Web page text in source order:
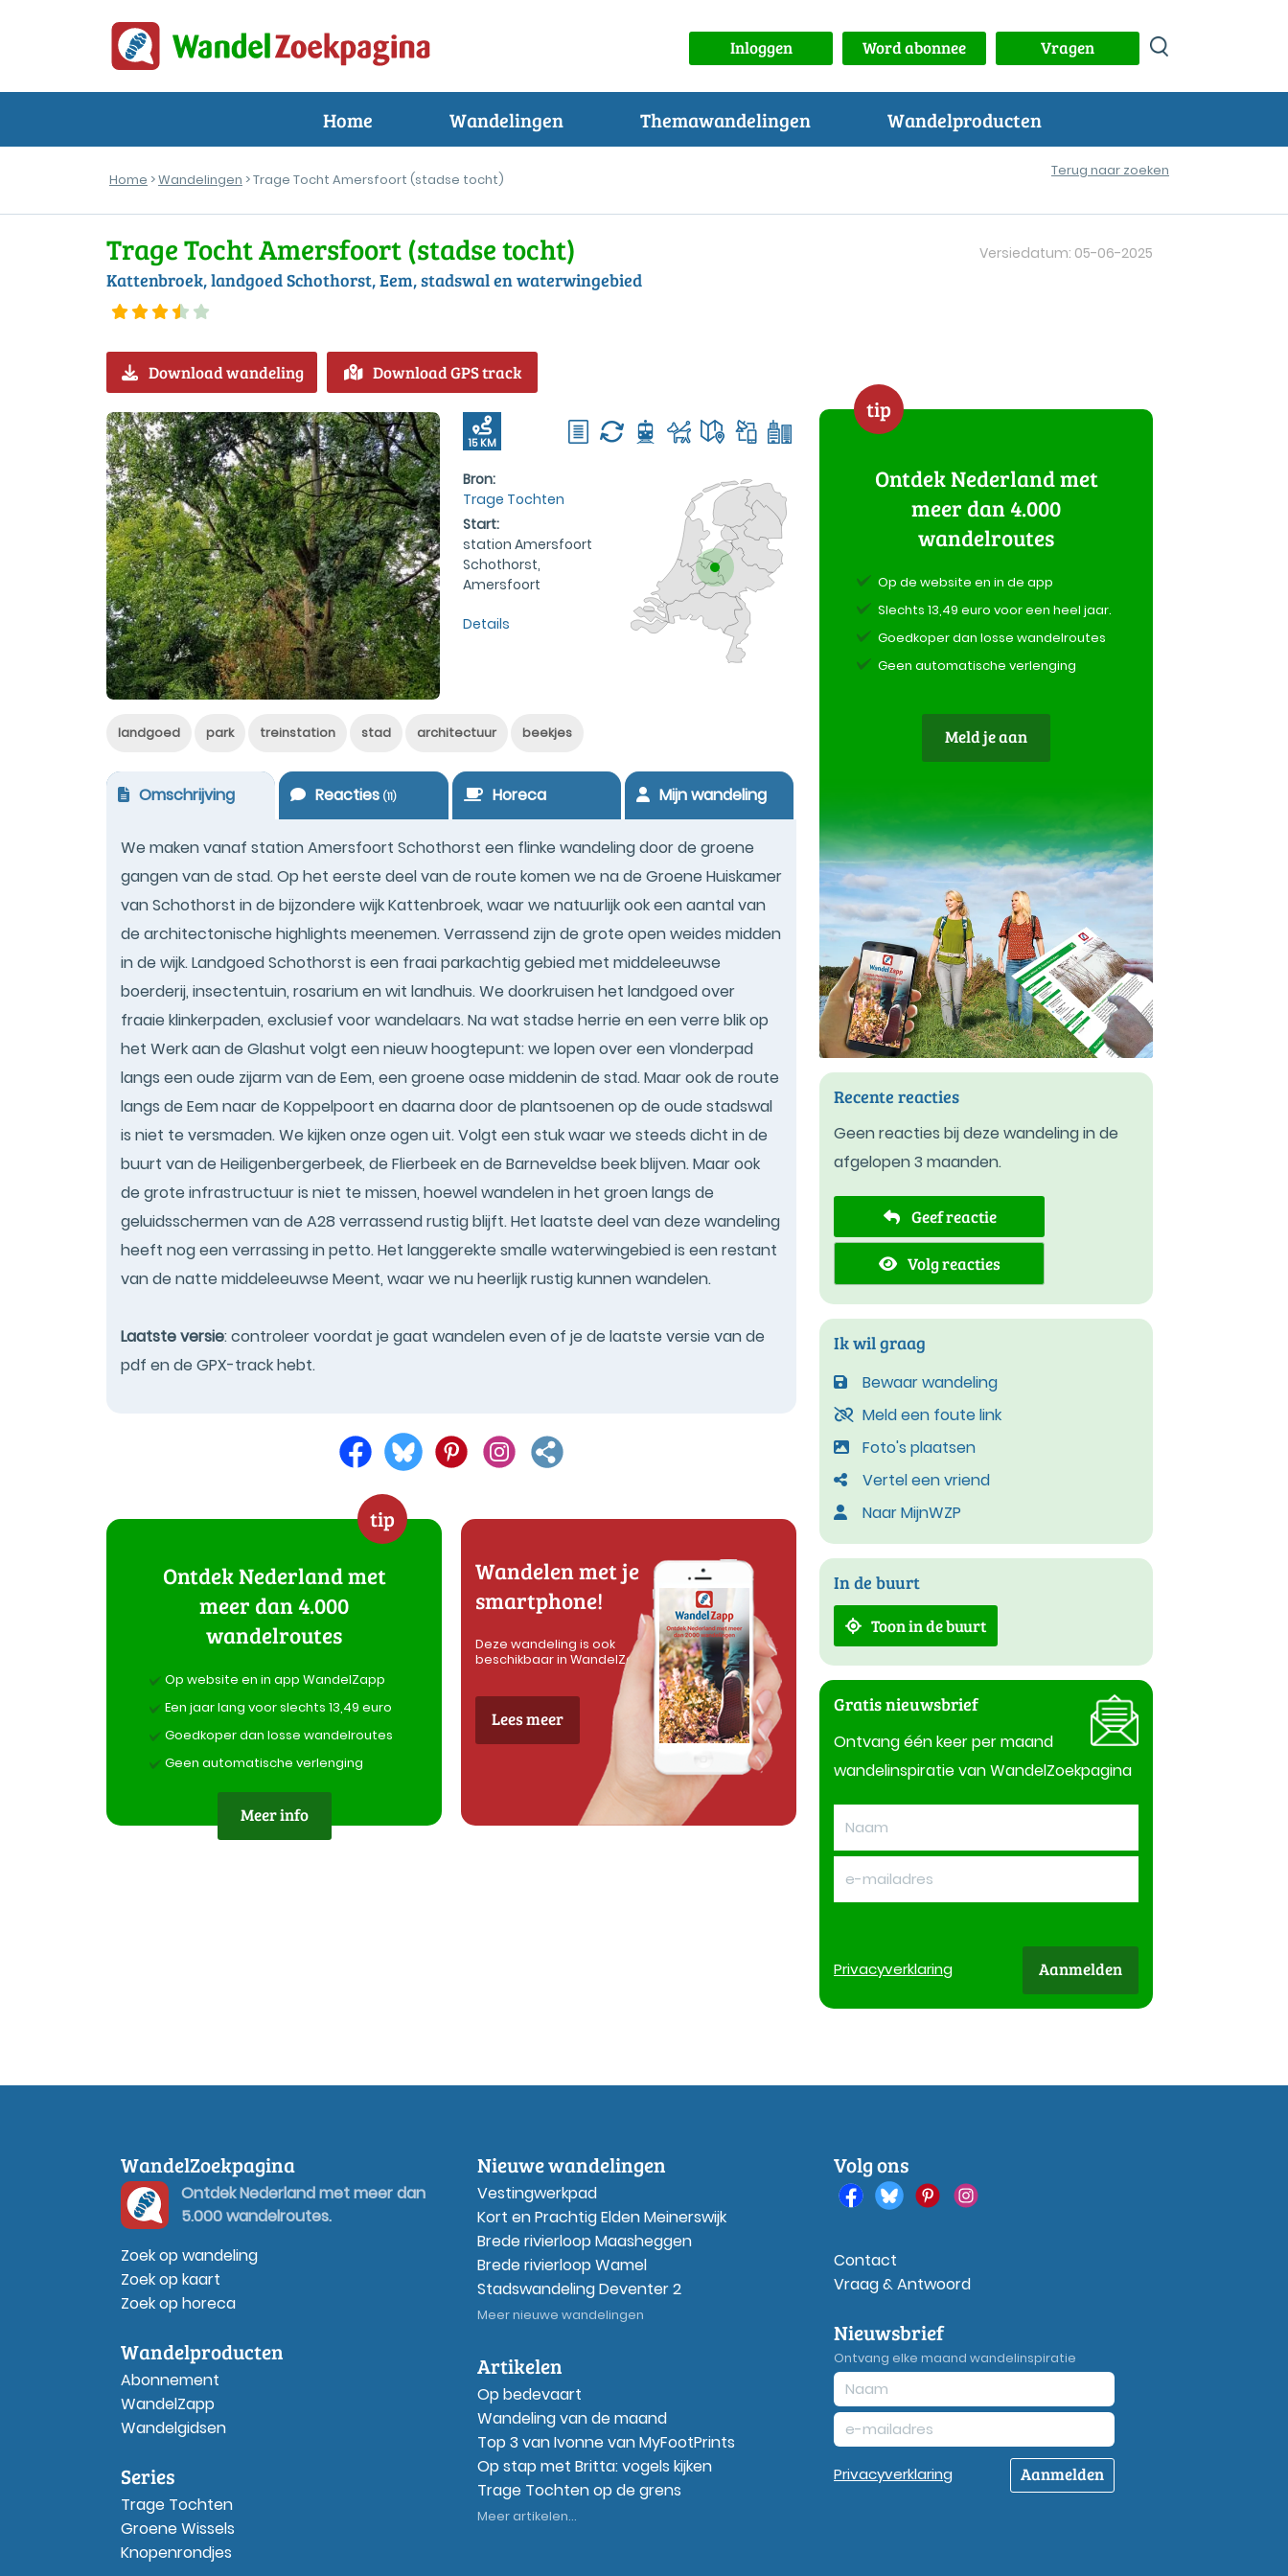
Inloggen Word abonnee Vragen
Home Wandelingen Themawandelingen Wandelproducten
Home >Wandelingen > Trage Tocht Amersfoort (stadse tocht)
Terug naar zoeken
Trage Tocht Amersfoort (stadse tocht)
Kattenbroek, landgoed Schothorst, Eem, stadswal en waterwingebied
Versiedatum: 05-06-2025
Download wandeling Download GPS track
15 KM
Bron:
Trage Tochten
Start:
station Amersfoort
Schothorst,
Amersfoort
Details
landgoed park treinstation stad architectuur beekjes
Omschrijving Reacties(11) Horeca Mijn wandeling
We maken vanaf station Amersfoort Schothorst een flinke wandeling door de groene
gangen van de stad. Op het eerste deel van de route komen we na de Groene Huiskamer
van Schothorst in de bijzondere wijk Kattenbroek, waar we natuurlijk ook een aantal van
de architectonische highlights meenemen. Verrassend zijn de grote open weides midden
in de wijk. Landgoed Schothorst is een fraai parkachtig gebied met middeleeuwse
boerderij, insectentuin, rosarium en wit landhuis. We doorkruisen het landgoed over
fraaie klinkerpaden, exclusief voor wandelaars. Na wat stadse herrie en een verre blik op
het Werk aan de Glashut volgt een nieuw hoogtepunt: we lopen over een vlonderpad
langs een oude zijarm van de Eem, een groene oase middenin de stad. Maar ook de route
langs de Eem naar de Koppelpoort en daarna door de plantsoenen op de oude stadswal
is niet te versmaden. We kijken onze ogen uit. Volgt een stuk waar we steeds dicht in de
buurt van de Heiligenbergerbeek, de Flierbeek en de Barneveldse beek blijven. Maar ook
de grote infrastructuur is niet te missen, hoewel wandelen in het groen langs de
geluidsschermen van de A28 verrassend rustig blijft. Het laatste deel van deze wandeling
heeft nog een verrassing in petto. Het langgerekte smalle waterwingebied is een restant
van de natte middeleeuwse Meent, waar we nu heerlijk rustig kunnen wandelen.
Laatste versie: controleer voordat je gaat wandelen even of je de laatste versie van de
pdf en de GPX-track hebt.
tip
Ontdek Nederland met
meer dan 4.000
wandelroutes
Op website en in app WandelZapp
Een jaar lang voor slechts 13,49 euro
Goedkoper dan losse wandelroutes
Geen automatische verlenging
Meer info
Wandelen met je
smartphone!
Deze wandeling is ook
beschikbaar in WandelZapp
Lees meer
tip
Ontdek Nederland met
meer dan 4.000
wandelroutes
Op de website en in de app
Slechts 13,49 euro voor een heel jaar.
Goedkoper dan losse wandelroutes
Geen automatische verlenging
Meld je aan
Recente reacties
Geen reacties bij deze wandeling in de
afgelopen 3 maanden.
Geef reactie
Volg reacties
Ik wil graag
Bewaar wandeling
Meld een foute link
Foto's plaatsen
Vertel een vriend
Naar MijnWZP
In de buurt
Toon in de buurt
Gratis nieuwsbrief
Ontvang één keer per maand
wandelinspiratie van WandelZoekpagina
Privacyverklaring Aanmelden
WandelZoekpagina
Ontdek Nederland met meer dan
5.000 wandelroutes.
Zoek op wandeling
Zoek op kaart
Zoek op horeca
Wandelproducten
Abonnement
WandelZapp
Wandelgidsen
Series
Trage Tochten
Groene Wissels
Knopenrondjes
Nieuwe wandelingen
Vestingwerkpad
Kort en Prachtig Elden Meinerswijk
Brede rivierloop Maasheggen
Brede rivierloop Wamel
Stadswandeling Deventer 2
Meer nieuwe wandelingen
Artikelen
Op bedevaart
Wandeling van de maand
Top 3 van Ivonne van MyFootPrints
Op stap met Britta: vogels kijken
Trage Tochten op de grens
Meer artikelen...
Volg ons
Contact
Vraag & Antwoord
Nieuwsbrief
Ontvang elke maand wandelinspiratie
Privacyverklaring Aanmelden